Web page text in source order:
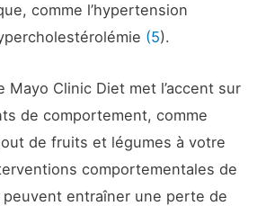
comme l’hypertension
(5).
Mayo Clinic Diet met l’accent sur
de comportement, comme
de fruits et légumes à votre
comportementales de
entraîner une perte de